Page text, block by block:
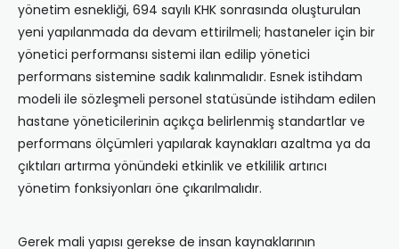
yönetim esnekliği, 694 sayılı KHK sonrasında oluşturulan
yeni yapılanmada da devam ettirilmeli; hastaneler için bir
yönetici performansı sistemi ilan edilip yönetici
performans sistemine sadık kalınmalıdır. Esnek istihdam
modeli ile sözleşmeli personel statüsünde istihdam edilen
hastane yöneticilerinin açıkça belirlenmiş standartlar ve
performans ölçümleri yapılarak kaynakları azaltma ya da
çıktıları artırma yönündeki etkinlik ve etkililik artırıcı
yönetim fonksiyonları öne çıkarılmalıdır.
Gerek mali yapısı gerekse de insan kaynaklarının